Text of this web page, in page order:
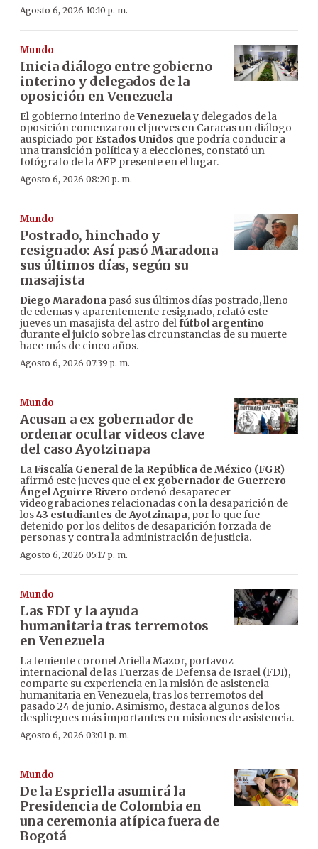
Agosto 6, 2026 10:10 p. m.
Mundo
Inicia diálogo entre gobierno
interino y delegados de la
oposición en Venezuela
El gobierno interino deVenezuelay delegados de la
oposición comenzaron el jueves en Caracas un diálogo
auspiciado por Estados Unidos que podría conducir a
una transición política y a elecciones, constató un
fotógrafo de la AFP presente en el lugar.
Agosto 6, 2026 08:20 p. m.
Mundo
Postrado, hinchado y
resignado: Así pasó Maradona
sus últimos días, según su
masajista
Diego Maradona pasó sus últimos días postrado, lleno
de edemas y aparentemente resignado, relató este
jueves un masajista del astro delfútbol argentino
durante el juicio sobre las circunstancias de su muerte
hace más de cinco años.
Agosto 6, 2026 07:39 p. m.
Mundo
Acusan a ex gobernador de
ordenar ocultar videos clave
del caso Ayotzinapa
LaFiscalía General de la República de México (FGR)
afirmó este jueves que el ex gobernador de Guerrero
Ángel Aguirre Rivero ordenó desaparecer
videograbaciones relacionadas con la desaparición de
los43 estudiantes de Ayotzinapa, por lo que fue
detenido por los delitos de desaparición forzada de
personas y contra la administración de justicia.
Agosto 6, 2026 05:17 p. m.
Mundo
Las FDI y la ayuda
humanitaria tras terremotos
en Venezuela
La teniente coronel Ariella Mazor, portavoz
internacional de las Fuerzas de Defensa de Israel (FDI),
comparte su experiencia en la misión de asistencia
humanitaria en Venezuela, tras los terremotos del
pasado 24 de junio. Asimismo, destaca algunos de los
despliegues más importantes en misiones de asistencia.
Agosto 6, 2026 03:01 p. m.
Mundo
De la Espriella asumirá la
Presidencia de Colombia en
una ceremonia atípica fuera de
Bogotá